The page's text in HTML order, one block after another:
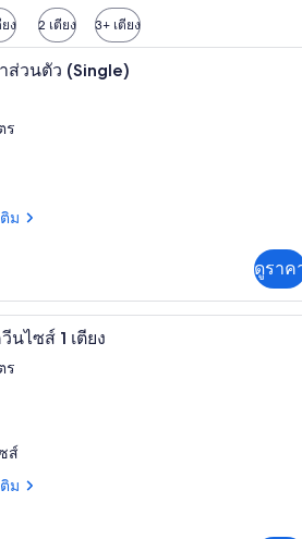
ยง 2 เตียง 3+ เตียง
ห้องพัก, ห้องน้ำส่วนตัว (Single)
ส่วนตัว (Single)
ร
ม
ดูราค
นไซส์ 1 เตียง
ร
ส์
ม